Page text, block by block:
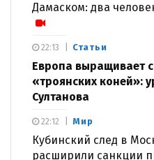
Дамаском: два
Статьи
Европа выращивает
«троянских коней»:
Султанова
22:13
Мир
Кубинский след в
расширили санкции
22:12